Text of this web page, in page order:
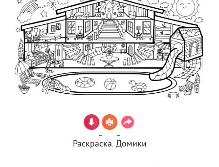
Раскраска. Домики